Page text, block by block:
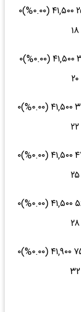
هر کیلو میلگرد ۱۸ ذوب آهن / نیشابور ۱۲ متری ۲۵ ۴۱,۵۰۰ (۰.۰۰%)۰
هر کیلو میلگرد ۲۰ ذوب آهن / نیشابور ۱۲ متری ۳۰ ۴۱,۵۰۰ (۰.۰۰%)۰
هر کیلو میلگرد ۲۲ ذوب آهن / نیشابور ۱۲ متری ۳۶ ۴۱,۵۰۰ (۰.۰۰%)۰
هر کیلو میلگرد ۲۵ ذوب آهن / نیشابور ۱۲ متری ۴۷ ۴۱,۵۰۰ (۰.۰۰%)۰
هر کیلو میلگرد ۲۸ ذوب آهن / نیشابور ۱۲ متری ۵۶ ۴۱,۵۰۰ (۰.۰۰%)۰
هر کیلو میلگرد ۳۲ ذوب آهن / نیشابور ۱۲ متری ۷۵ ۴۱,۹۰۰ (۰.۰۰%)۰